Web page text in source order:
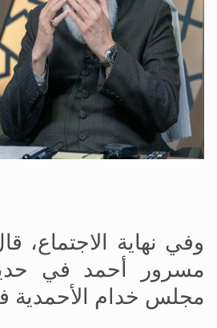
وفي نهاية الاجتماع،
مسرور أحمد في
مجلس خدام الأحمدية